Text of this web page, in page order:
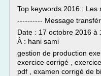
Top keywords 2016 :
---------- Message
Date : 17 octobre 2016 à
À : hani sami
gestion de production
exercice corrigé ,
pdf , examen corrigé de